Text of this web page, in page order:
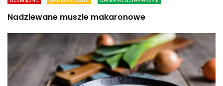
Nadziewane muszle makaronowe